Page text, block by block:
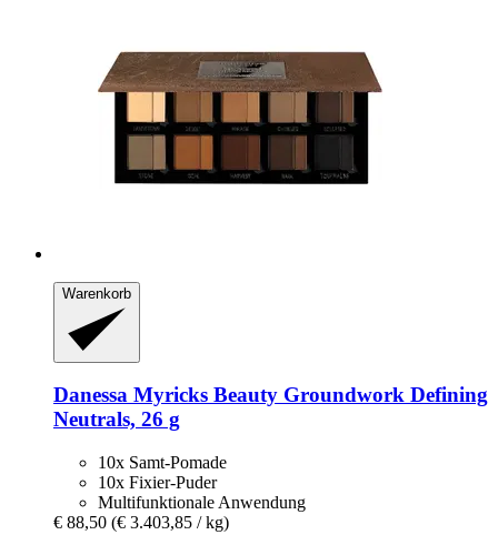
Warenkorb
Danessa Myricks Beauty Groundwork Defining
Neutrals, 26 g
10x Samt-Pomade
10x Fixier-Puder
Multifunktionale Anwendung
€ 88,50 (€ 3.403,85 / kg)